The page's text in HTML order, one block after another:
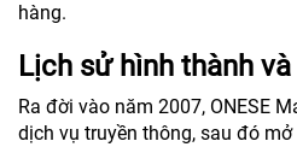
hàng.
Lịch sử hình thành
Ra đời vào năm 2007, ONESE
dịch vụ truyền thông, sau đó